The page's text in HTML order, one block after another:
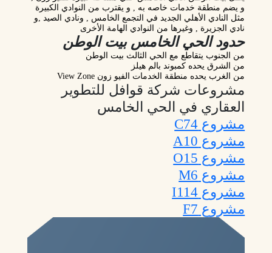
و يضم منطقة خدمات خاصه به , و يقترب من النوادي الكبيرة
مثل النادي الأهلي الجديد في التجمع الخامس , ونادي الصيد ,و
نادي الجزيرة , وغيرها من النوادي الهامة الأخرى
حدود الحي الخامس بيت الوطن
من الجنوب يتقاطع مع الحي الثالث بيت الوطن
من الشرق يحده كمبوند بالم هيلز
من الغرب يحده منطقة الخدمات الفيو زون View Zone
مشروعات شركة قوافل للتطوير
العقاري في الحي الخامس
مشروع C74
مشروع A10
مشروع O15
مشروع M6
مشروع I114
مشروع F7